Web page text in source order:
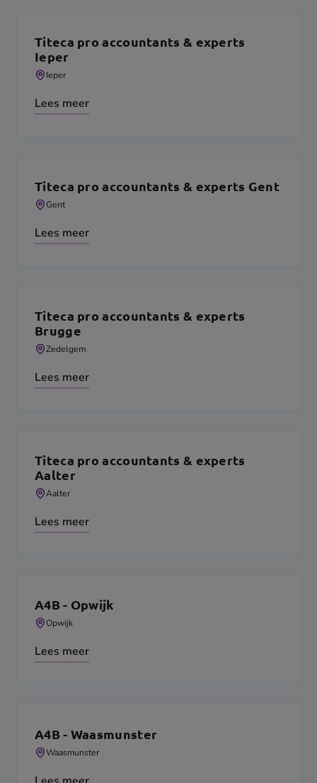
Titeca pro accountants & experts
Ieper
Ieper
Lees meer
Titeca pro accountants & experts Gent
Gent
Lees meer
Titeca pro accountants & experts
Brugge
Zedelgem
Lees meer
Titeca pro accountants & experts
Aalter
Aalter
Lees meer
A4B - Opwijk
Opwijk
Lees meer
A4B - Waasmunster
Waasmunster